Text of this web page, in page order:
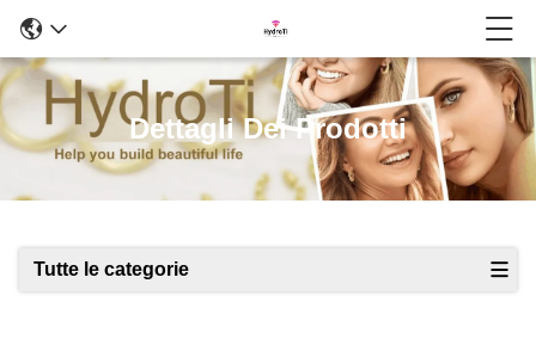
Dettagli Dei Prodotti
Tutte le categorie